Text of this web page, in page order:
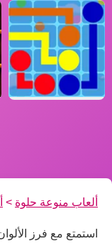
ألعاب منوعة حلوة >
استمتع مع فرز